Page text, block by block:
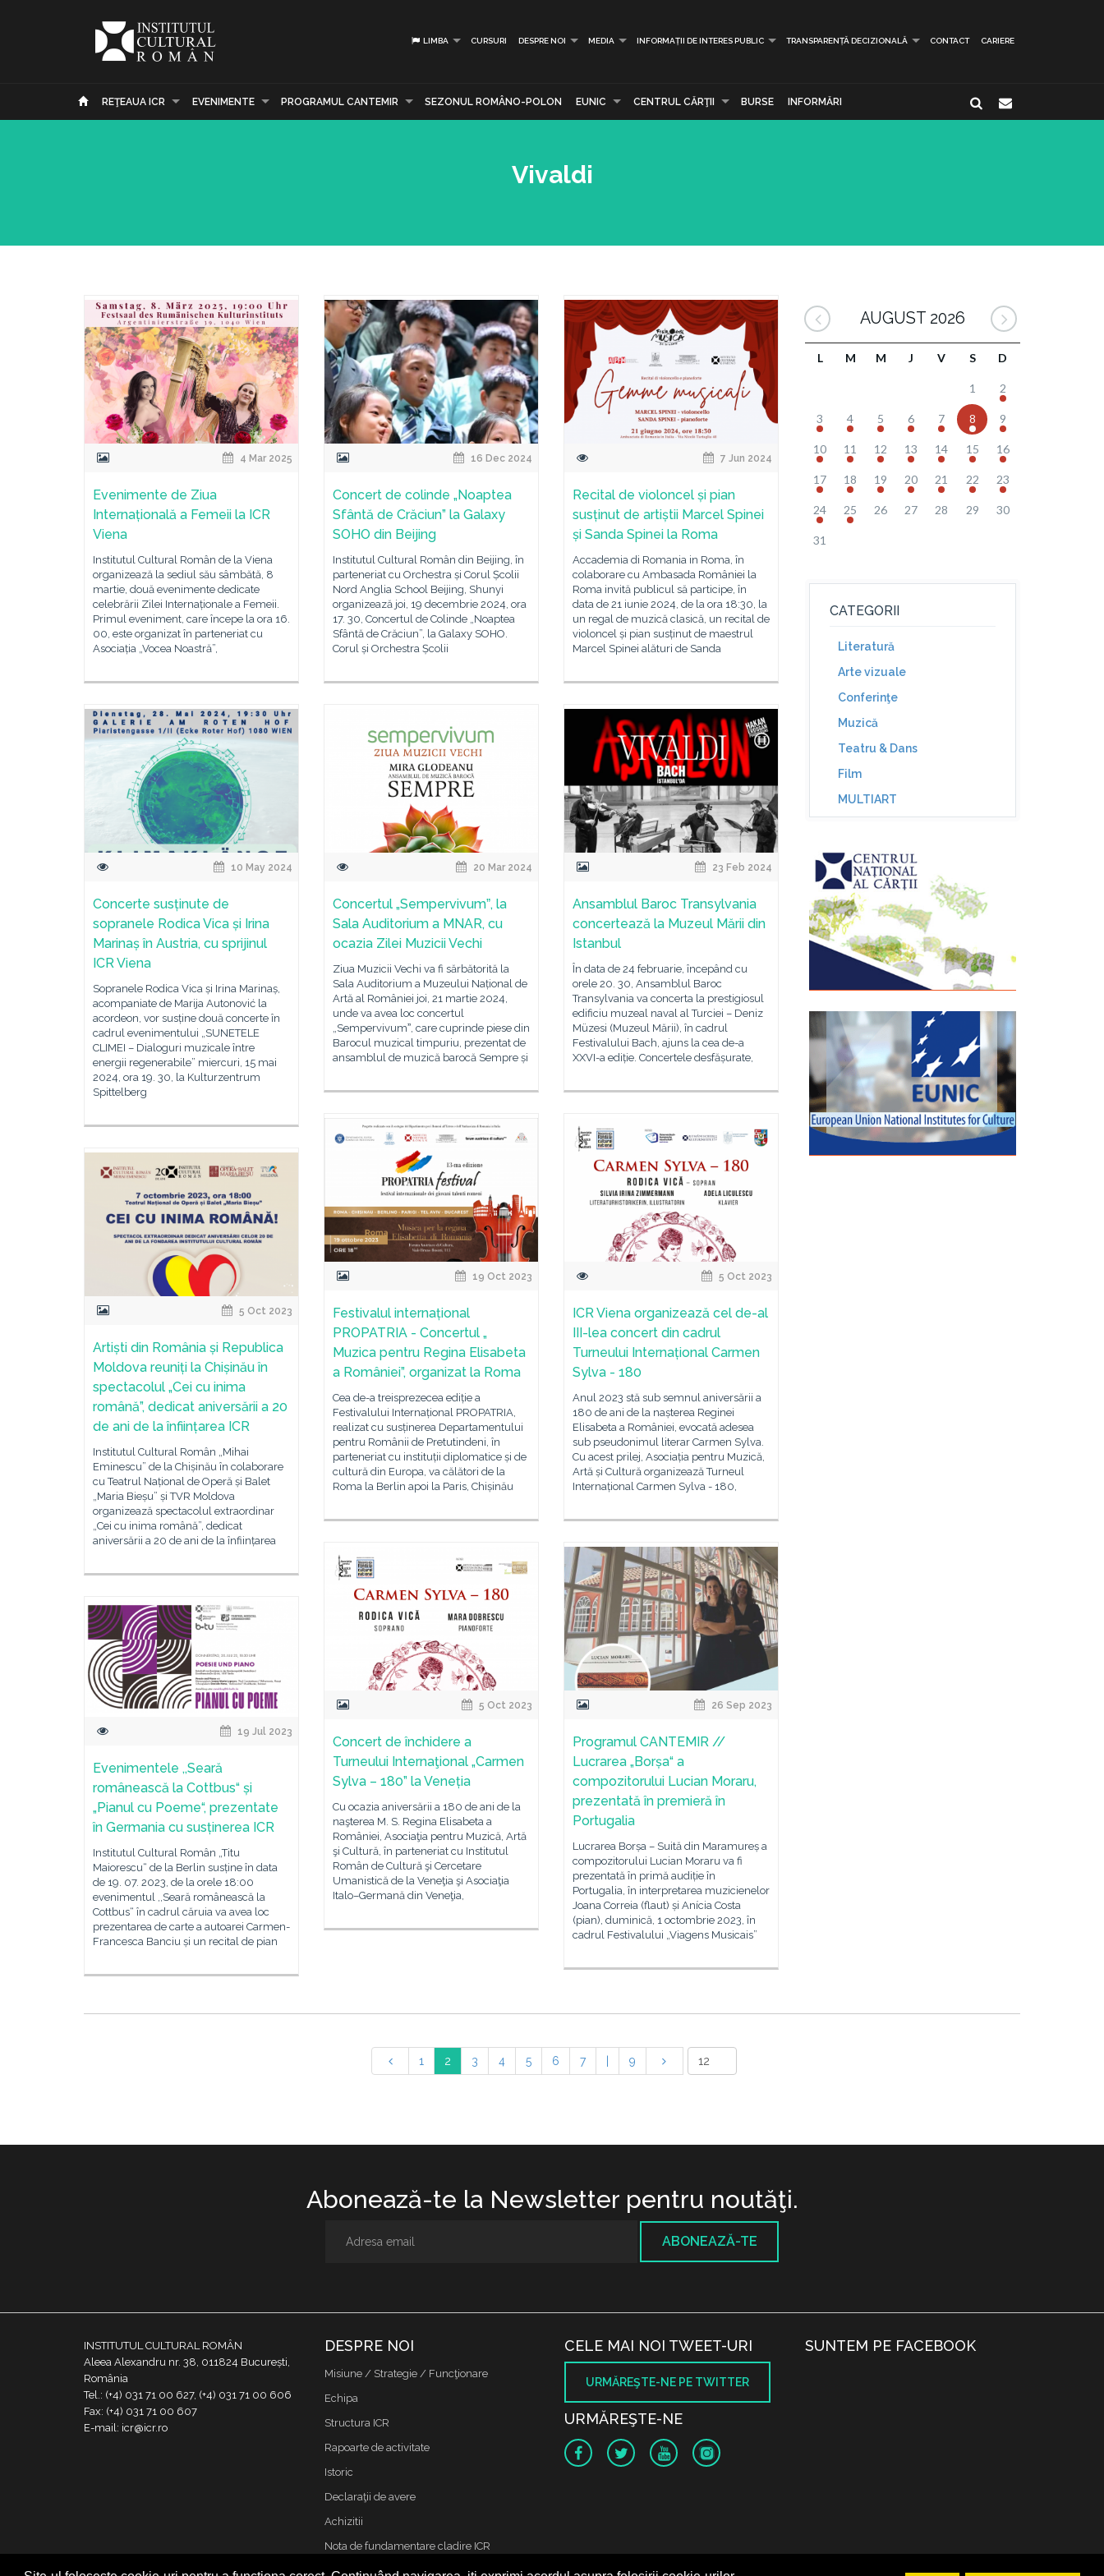
LIMBA CURSURI DESPRE NOI MEDIA INFORMAȚII DE INTERES PUBLIC TRANSPARENȚĂ DECIZIONALĂ CONTACT CARIERE
REŢEAUA ICR EVENIMENTE PROGRAMUL CANTEMIR SEZONUL ROMÂNO-POLON EUNIC CENTRUL CĂRŢII BURSE INFORMĂRI
Vivaldi
4 Mar 2025
Evenimente de Ziua
Internațională a Femeii la ICR
Viena
Institutul Cultural Român de la Viena
organizează la sediul său sâmbătă, 8
martie, două evenimente dedicate
celebrării Zilei Internaționale a Femeii.
Primul eveniment, care începe la ora 16.
00, este organizat în parteneriat cu
Asociația „Vocea Noastră”,
16 Dec 2024
Concert de colinde „Noaptea
Sfântă de Crăciun” la Galaxy
SOHO din Beijing
Institutul Cultural Român din Beijing, în
parteneriat cu Orchestra și Corul Școlii
Nord Anglia School Beijing, Shunyi
organizează joi, 19 decembrie 2024, ora
17. 30, Concertul de Colinde „Noaptea
Sfântă de Crăciun”, la Galaxy SOHO.
Corul și Orchestra Școlii
7 Jun 2024
Recital de violoncel și pian
susținut de artiștii Marcel Spinei
și Sanda Spinei la Roma
Accademia di Romania in Roma, în
colaborare cu Ambasada României la
Roma invită publicul să participe, în
data de 21 iunie 2024, de la ora 18:30, la
un regal de muzică clasică, un recital de
violoncel și pian susținut de maestrul
Marcel Spinei alături de Sanda
10 May 2024
Concerte susținute de
sopranele Rodica Vica și Irina
Marinaș în Austria, cu sprijinul
ICR Viena
Sopranele Rodica Vica și Irina Marinaș,
acompaniate de Marija Autonović la
acordeon, vor susține două concerte în
cadrul evenimentului „SUNETELE
CLIMEI – Dialoguri muzicale între
energii regenerabile” miercuri, 15 mai
2024, ora 19. 30, la Kulturzentrum
Spittelberg
20 Mar 2024
Concertul „Sempervivumˮ, la
Sala Auditorium a MNAR, cu
ocazia Zilei Muzicii Vechi
Ziua Muzicii Vechi va fi sărbătorită la
Sala Auditorium a Muzeului Național de
Artă al României joi, 21 martie 2024,
unde va avea loc concertul
„Sempervivumˮ, care cuprinde piese din
Barocul muzical timpuriu, prezentat de
ansamblul de muzică barocă Sempre și
23 Feb 2024
Ansamblul Baroc Transylvania
concertează la Muzeul Mării din
Istanbul
În data de 24 februarie, începând cu
orele 20. 30, Ansamblul Baroc
Transylvania va concerta la prestigiosul
edificiu muzeal naval al Turciei – Deniz
Müzesi (Muzeul Mării), în cadrul
Festivalului Bach, ajuns la cea de-a
XXVI-a ediție. Concertele desfășurate,
19 Oct 2023
Festivalul internațional
PROPATRIA - Concertul „
Muzica pentru Regina Elisabeta
a României”, organizat la Roma
Cea de-a treisprezecea ediție a
Festivalului Internațional PROPATRIA,
realizat cu susținerea Departamentului
pentru Românii de Pretutindeni, în
parteneriat cu instituții diplomatice și de
cultură din Europa, va călători de la
Roma la Berlin apoi la Paris, Chișinău
5 Oct 2023
ICR Viena organizează cel de-al
III-lea concert din cadrul
Turneului Internațional Carmen
Sylva - 180
Anul 2023 stă sub semnul aniversării a
180 de ani de la nașterea Reginei
Elisabeta a României, evocată adesea
sub pseudonimul literar Carmen Sylva.
Cu acest prilej, Asociația pentru Muzică,
Artă și Cultură organizează Turneul
Internațional Carmen Sylva - 180,
5 Oct 2023
Artiști din România și Republica
Moldova reuniți la Chișinău în
spectacolul „Cei cu inima
română”, dedicat aniversării a 20
de ani de la înființarea ICR
Institutul Cultural Român „Mihai
Eminescu” de la Chișinău în colaborare
cu Teatrul Național de Operă și Balet
„Maria Bieșu” și TVR Moldova
organizează spectacolul extraordinar
„Cei cu inima română”, dedicat
aniversării a 20 de ani de la înființarea
5 Oct 2023
Concert de închidere a
Turneului Internaţional „Carmen
Sylva – 180” la Veneția
Cu ocazia aniversării a 180 de ani de la
naşterea M. S. Regina Elisabeta a
României, Asociaţia pentru Muzică, Artă
şi Cultură, în parteneriat cu Institutul
Român de Cultură şi Cercetare
Umanistică de la Veneţia şi Asociaţia
Italo–Germană din Veneţia,
26 Sep 2023
Programul CANTEMIR //
Lucrarea „Borșa“ a
compozitorului Lucian Moraru,
prezentată în premieră în
Portugalia
Lucrarea Borșa – Suită din Maramureș a
compozitorului Lucian Moraru va fi
prezentată în primă audiție în
Portugalia, în interpretarea muzicienelor
Joana Correia (flaut) și Anícia Costa
(pian), duminică, 1 octombrie 2023, în
cadrul Festivalului „Viagens Musicais”
19 Jul 2023
Evenimentele ,,Seară
românească la Cottbus“ și
„Pianul cu Poeme“, prezentate
în Germania cu susținerea ICR
Institutul Cultural Român „Titu
Maiorescu“ de la Berlin susține în data
de 19. 07. 2023, de la orele 18:00
evenimentul ,,Seară românească la
Cottbus“ în cadrul căruia va avea loc
prezentarea de carte a autoarei Carmen-
Francesca Banciu și un recital de pian
AUGUST 2026
L M M J V S D
1 2
3 4 5 6 7 8 9
10 11 12 13 14 15 16
17 18 19 20 21 22 23
24 25 26 27 28 29 30
31
CATEGORII
Literatură
Arte vizuale
Conferinţe
Muzică
Teatru & Dans
Film
MULTIART
1 2 3 4 5 6 7 9
Abonează-te la Newsletter pentru noutăţi.
ABONEAZĂ-TE
INSTITUTUL CULTURAL ROMÂN
Aleea Alexandru nr. 38, 011824 București,
România
Tel.: (+4) 031 71 00 627, (+4) 031 71 00 606
Fax: (+4) 031 71 00 607
E-mail: icr@icr.ro
DESPRE NOI
Misiune / Strategie / Funcţionare
Echipa
Structura ICR
Rapoarte de activitate
Istoric
Declaraţii de avere
Achizitii
Nota de fundamentare cladire ICR
Contact
CELE MAI NOI TWEET-URI
URMĂREŞTE-NE PE TWITTER
URMĂREŞTE-NE
SUNTEM PE FACEBOOK